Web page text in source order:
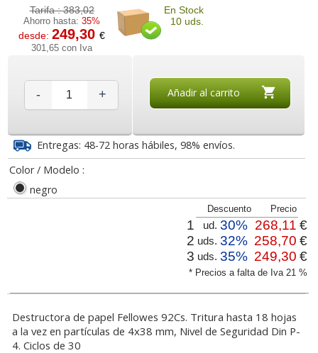
Tarifa :383,02
Ahorro hasta:35%
desde:249,30€
301,65 con Iva
En Stock
10 uds.
- + Añadir al carrito
Entregas: 48-72 horas hábiles, 98% envíos.
Color / Modelo :
negro
* Precios a falta de Iva 21 %
Descuento Precio
1 ud. 30% 268,11 €
2 uds. 32% 258,70 €
3 uds. 35% 249,30 €
Destructora de papel Fellowes 92Cs. Tritura hasta 18 hojas
a la vez en partículas de 4x38 mm, Nivel de Seguridad Din P-
4. Ciclos de 30